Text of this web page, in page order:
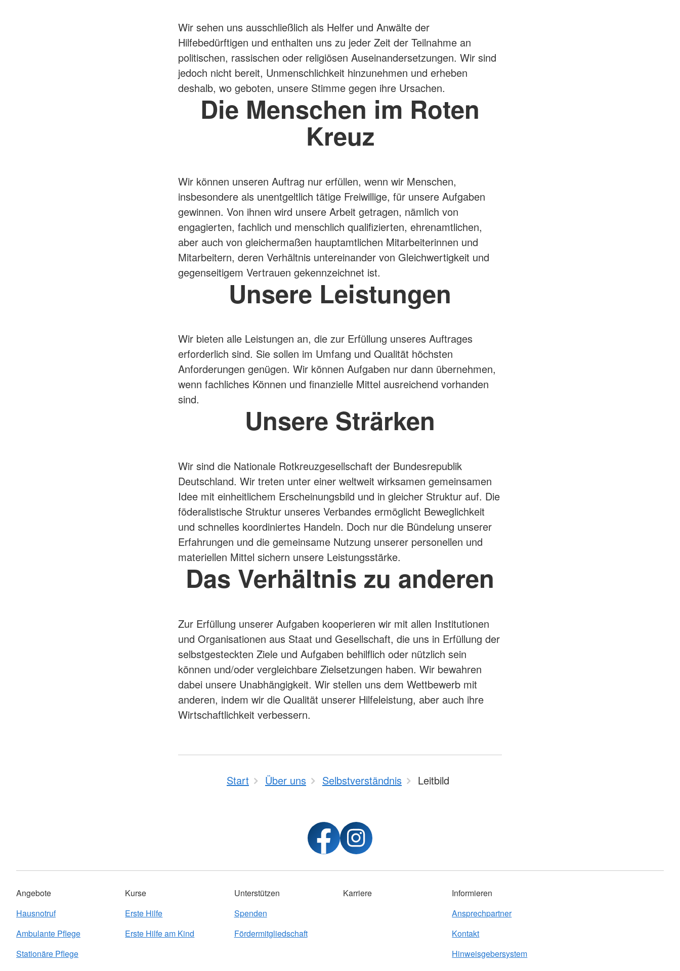
Wir sehen uns ausschließlich als Helfer und Anwälte der
Hilfebedürftigen und enthalten uns zu jeder Zeit der Teilnahme an
politischen, rassischen oder religiösen Auseinandersetzungen. Wir sind
jedoch nicht bereit, Unmenschlichkeit hinzunehmen und erheben
deshalb, wo geboten, unsere Stimme gegen ihre Ursachen.
Die Menschen im Roten
Kreuz
Wir können unseren Auftrag nur erfüllen, wenn wir Menschen,
insbesondere als unentgeltlich tätige Freiwillige, für unsere Aufgaben
gewinnen. Von ihnen wird unsere Arbeit getragen, nämlich von
engagierten, fachlich und menschlich qualifizierten, ehrenamtlichen,
aber auch von gleichermaßen hauptamtlichen Mitarbeiterinnen und
Mitarbeitern, deren Verhältnis untereinander von Gleichwertigkeit und
gegenseitigem Vertrauen gekennzeichnet ist.
Unsere Leistungen
Wir bieten alle Leistungen an, die zur Erfüllung unseres Auftrages
erforderlich sind. Sie sollen im Umfang und Qualität höchsten
Anforderungen genügen. Wir können Aufgaben nur dann übernehmen,
wenn fachliches Können und finanzielle Mittel ausreichend vorhanden
sind.
Unsere Strärken
Wir sind die Nationale Rotkreuzgesellschaft der Bundesrepublik
Deutschland. Wir treten unter einer weltweit wirksamen gemeinsamen
Idee mit einheitlichem Erscheinungsbild und in gleicher Struktur auf. Die
föderalistische Struktur unseres Verbandes ermöglicht Beweglichkeit
und schnelles koordiniertes Handeln. Doch nur die Bündelung unserer
Erfahrungen und die gemeinsame Nutzung unserer personellen und
materiellen Mittel sichern unsere Leistungsstärke.
Das Verhältnis zu anderen
Zur Erfüllung unserer Aufgaben kooperieren wir mit allen Institutionen
und Organisationen aus Staat und Gesellschaft, die uns in Erfüllung der
selbstgesteckten Ziele und Aufgaben behilflich oder nützlich sein
können und/oder vergleichbare Zielsetzungen haben. Wir bewahren
dabei unsere Unabhängigkeit. Wir stellen uns dem Wettbewerb mit
anderen, indem wir die Qualität unserer Hilfeleistung, aber auch ihre
Wirtschaftlichkeit verbessern.
Start Über uns Selbstverständnis Leitbild
Angebote
Hausnotruf
Ambulante Pflege
Stationäre Pflege
Kurse
Erste Hilfe
Erste Hilfe am Kind
Unterstützen
Spenden
Fördermitgliedschaft
Karriere
Informieren
Ansprechpartner
Kontakt
Hinweisgebersystem